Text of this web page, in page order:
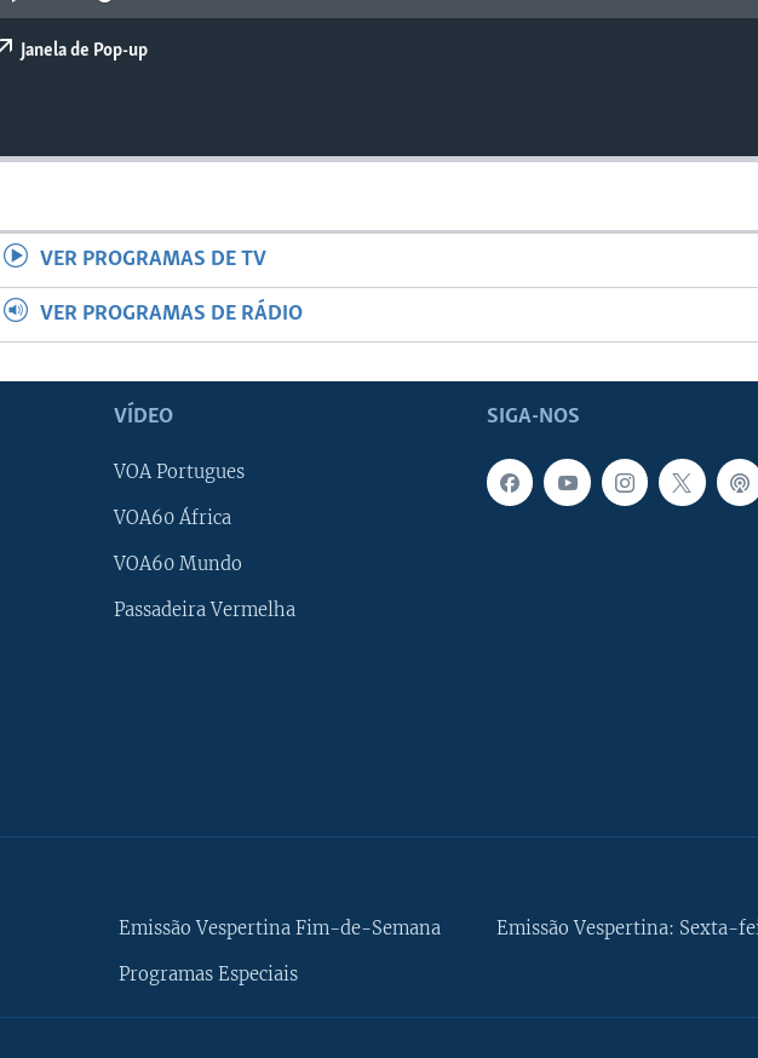
Janela de Pop-up
VER PROGRAMAS DE TV
VER PROGRAMAS DE RÁDIO
SIGA-NOS
VÍDEO
VOA Portugues
VOA60 África
VOA60 Mundo
Passadeira Vermelha
Emissão Vespertina Fim-de-Semana
Programas Especiais
Emissão Vespertina: Sexta-